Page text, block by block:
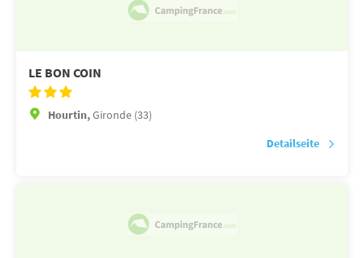
LE BON COIN
Hourtin,Gironde (33)
Detailseite